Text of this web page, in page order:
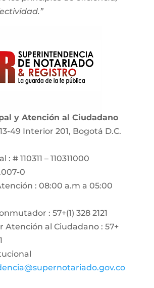
y Atención al Ciudadano
49 Interior 201, Bogotá D.C.
# 110311 – 110311000
0
: 08:00 a.m a 05:00
: 57+(1) 328 2121
Atención al Ciudadano : 57+